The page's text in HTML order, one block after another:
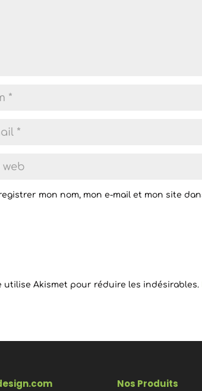
mon nom, mon e-mail et mon site
utilise Akismet pour réduire les indésirables.
Nos Produits